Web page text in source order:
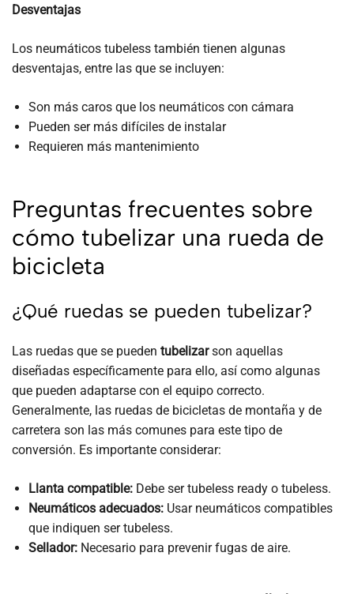
Desventajas
Los neumáticos tubeless también tienen algunas
desventajas, entre las que se incluyen:
Son más caros que los neumáticos con cámara
Pueden ser más difíciles de instalar
Requieren más mantenimiento
Preguntas frecuentes sobre
cómo tubelizar una rueda de
bicicleta
¿Qué ruedas se pueden tubelizar?
Las ruedas que se pueden tubelizarson aquellas
diseñadas específicamente para ello, así como algunas
que pueden adaptarse con el equipo correcto.
Generalmente, las ruedas de bicicletas de montaña y de
carretera son las más comunes para este tipo de
conversión. Es importante considerar:
Llanta compatible:Debe ser tubeless ready o tubeless.
Neumáticos adecuados:Usar neumáticos compatibles
que indiquen ser tubeless.
Sellador:Necesario para prevenir fugas de aire.